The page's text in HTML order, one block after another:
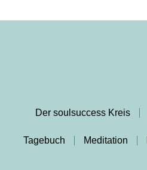
Der soulsuccess Kreis
Tagebuch Meditation